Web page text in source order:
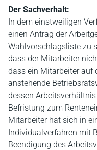
Der Sachverhalt:
In dem einstweiligen
einen Antrag der
Wahlvorschlagsliste zu
dass der Mitarbeiter
dass ein Mitarbeiter auf
anstehende
dessen
Befristung zum
Mitarbeiter hat sich in
Individualverfahren mit
Beendigung des